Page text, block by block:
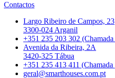
Contactos
Largo Ribeiro de Campos, 23
3300-024 Arganil
+351 235 203 302
Avenida da Ribeira, 2A
3420-325 Tábua
+351 235 413 411
geral@smarthouses.com.pt